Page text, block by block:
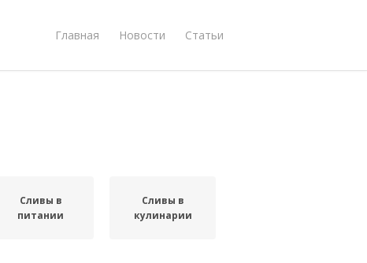
Главная Новости Статьи
Сливы в
питании
Сливы в
кулинарии